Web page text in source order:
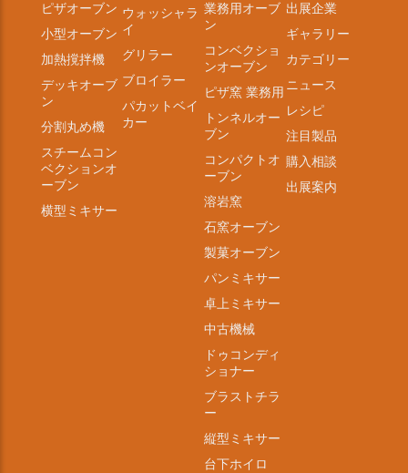
ピザオーブン
小型オーブン
加熱撹拌機
デッキオーブ
ン
分割丸め機
スチームコン
ベクションオ
ーブン
横型ミキサー
ウォッシャラ
イ
グリラー
ブロイラー
パカットベイ
カー
業務用オーブ
ン
コンベクショ
ンオーブン
ピザ窯 業務用
トンネルオー
ブン
コンパクトオ
ーブン
溶岩窯
石窯オーブン
製菓オーブン
パンミキサー
卓上ミキサー
中古機械
ドゥコンディ
ショナー
ブラストチラ
ー
縦型ミキサー
台下ホイロ
出展企業
ギャラリー
カテゴリー
ニュース
レシピ
注目製品
購入相談
出展案内